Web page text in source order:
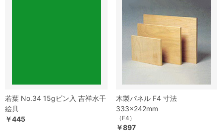
若葉 No.34 15gビン入 吉祥水干
絵具
￥445
木製パネル F4 寸法
333×242mm
（F4）
￥897